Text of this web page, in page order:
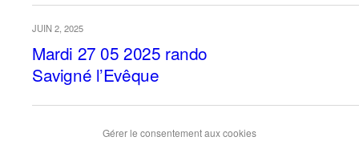
JUIN 2, 2025
Mardi 27 05 2025 rando
Savigné l’Evêque
Gérer le consentement aux cookies